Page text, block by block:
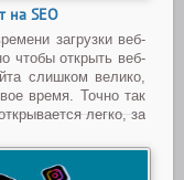
на SEO
загрузки веб-
чтобы открыть веб-
слишком велико,
время. Точно так
легко, за